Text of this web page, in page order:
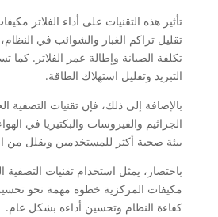
تأثير هذه التقنيات على أداء الفلاتر
تقليل تراكم الغبار والشوائب في
تكلفة الصيانة وإطالة عمر الفلاتر.
التبريد وتقليل استهلاك الطاقة.
بالإضافة إلى ذلك، فإن تقنيات التصفية
الجراثيم والفيروسات والبكتيريا في
بيئة صحية أكثر للمستخدمين ويقلل من
باختصار، يمثل استخدام تقنيات التصفية
مكيفات المركزية خطوة مهمة نحو
كفاءة النظام وتحسين أداءه بشكل عام.